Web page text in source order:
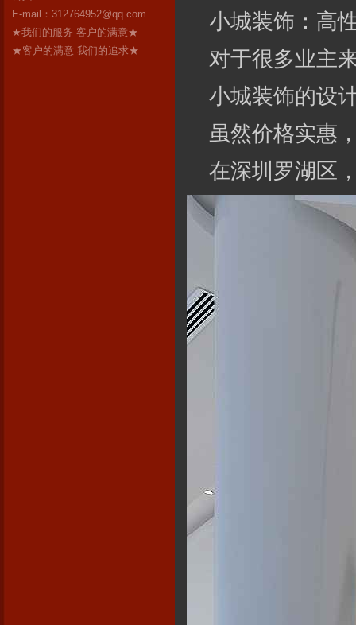
消费者。因为我们知道：失去了
深圳，就失去了博盛达的全
部！ 我们是深圳人，我们自豪！
E-mail： 312764952@qq.com
★我们的服务 客户的满意★
★客户的满意 我们的追求★
小城装饰：高
对于很多业主
小城装饰的设
虽然价格实惠
在深圳罗湖区